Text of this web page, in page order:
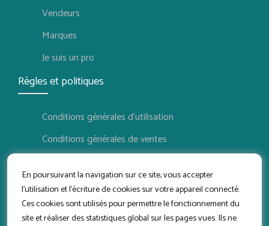
En poursuivant la navigation sur ce site, vous accepter
l'utilisation et l'écriture de cookies sur votre appareil connecté.
Ces cookies sont utilisés pour permettre le fonctionnement du
site et réaliser des statistiques global sur les pages vues. Ils ne
Vendeurs
Marques
Je suis un pro
Règles et politiques
Conditions générales d'utilisation
Conditions générales de ventes
Politique de retour
Conditions d'utilisation vendeur